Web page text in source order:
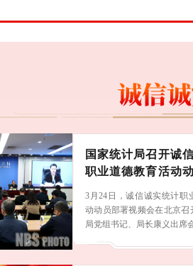
国家统计局召开诚
职业道德教育活动
3月24日，诚信诚实统计职
动动员部署视频会在北京召
局党组书记、局长康义出席